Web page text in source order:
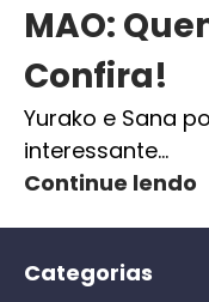
MAO:
Confira!
Yurako e Sana
interessante…
Continue lendo
Categorias